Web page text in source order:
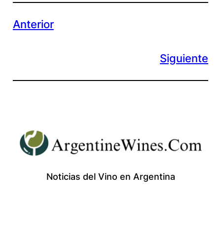
Anterior
Siguiente
Noticias del Vino en Argentina